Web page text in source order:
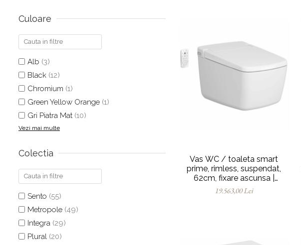
Culoare
Alb (3)
Black (12)
Chromium (1)
Green Yellow Orange (1)
Gri Piatra Mat (10)
Vezi mai multe
Colectia
Sento (55)
Metropole (49)
Integra (29)
Plural (20)
Vas WC / toaleta smart
prime, rimless, suspendat,
62cm, fixare ascunsa |
7231B403-6216
19.563,00 Lei